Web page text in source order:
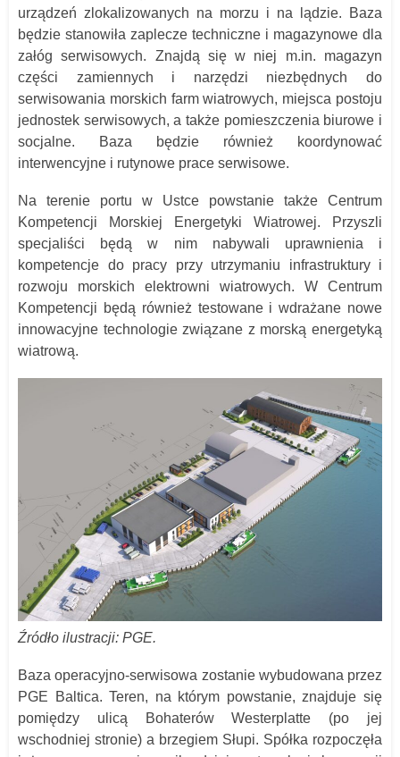
urządzeń zlokalizowanych na morzu i na lądzie. Baza
będzie stanowiła zaplecze techniczne i magazynowe dla
załóg serwisowych. Znajdą się w niej m.in. magazyn
części zamiennych i narzędzi niezbędnych do
serwisowania morskich farm wiatrowych, miejsca postoju
jednostek serwisowych, a także pomieszczenia biurowe i
socjalne. Baza będzie również koordynować
interwencyjne i rutynowe prace serwisowe.
Na terenie portu w Ustce powstanie także Centrum
Kompetencji Morskiej Energetyki Wiatrowej. Przyszli
specjaliści będą w nim nabywali uprawnienia i
kompetencje do pracy przy utrzymaniu infrastruktury i
rozwoju morskich elektrowni wiatrowych. W Centrum
Kompetencji będą również testowane i wdrażane nowe
innowacyjne technologie związane z morską energetyką
wiatrową.
Źródło ilustracji: PGE.
Baza operacyjno-serwisowa zostanie wybudowana przez
PGE Baltica. Teren, na którym powstanie, znajduje się
pomiędzy ulicą Bohaterów Westerplatte (po jej
wschodniej stronie) a brzegiem Słupi. Spółka rozpoczęła